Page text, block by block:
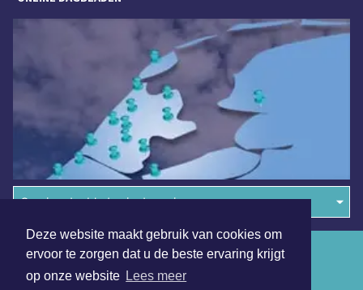
Deze website maakt gebruik van cookies om
ervoor te zorgen dat u de beste ervaring krijgt
op onze website Lees meer
Overige dagbladen in de regio
Algemene voorwaarden
Disclaimer